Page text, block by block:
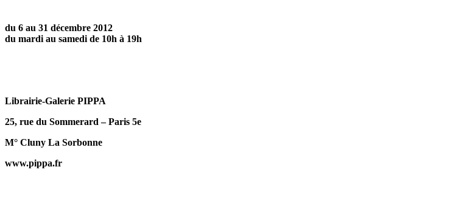
du 6 au 31 décembre 2012
du mardi au samedi de 10h à 19h
Librairie-Galerie PIPPA
25, rue du Sommerard – Paris 5e
M° Cluny La Sorbonne
www.pippa.fr